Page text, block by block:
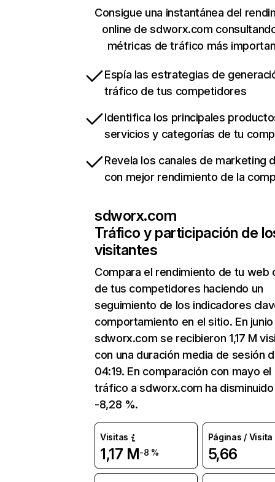
Consigue una instantánea del
online de sdworx.com
métricas de tráfico más
Espía las estrategias de
tráfico de tus competidores
Identifica los principales
servicios y categorías de tu
Revela los canales de marketing
con mejor rendimiento de la
sdworx.com
Tráfico y participación de
visitantes
Compara el rendimiento de tu web
de tus competidores haciendo un
seguimiento de los indicadores
comportamiento en el sitio. En junio
sdworx.com se recibieron 1,17 M
con una duración media de sesión
04:19. En comparación con mayo el
tráfico a sdworx.com ha
-8,28 %.
Visitas
1,17 M-8 %
Páginas / Visita
5,66